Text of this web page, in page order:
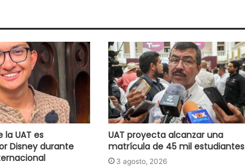
la UAT es
Disney durante
UAT proyecta alcanzar una
matrícula de 45 mil estudiantes
3 agosto, 2026